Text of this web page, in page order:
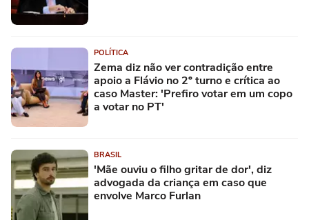
POLÍTICA
Zema diz não ver contradição entre
apoio a Flávio no 2º turno e crítica ao
caso Master: 'Prefiro votar em um copo
a votar no PT'
BRASIL
'Mãe ouviu o filho gritar de dor', diz
advogada da criança em caso que
envolve Marco Furlan